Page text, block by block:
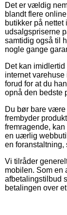
Det er vældig
blandt flere
butikker på
udsalgspriserne
samtidig også til
nogle gange
Det kan
internet
forud for at du
opnå den bedste
Du bør bare være
frembyder
fremragende,
en uærlig
en foranstaltning,
Vi tilråder
mobilen. Som en
afbetalingstilbud
betalingen over